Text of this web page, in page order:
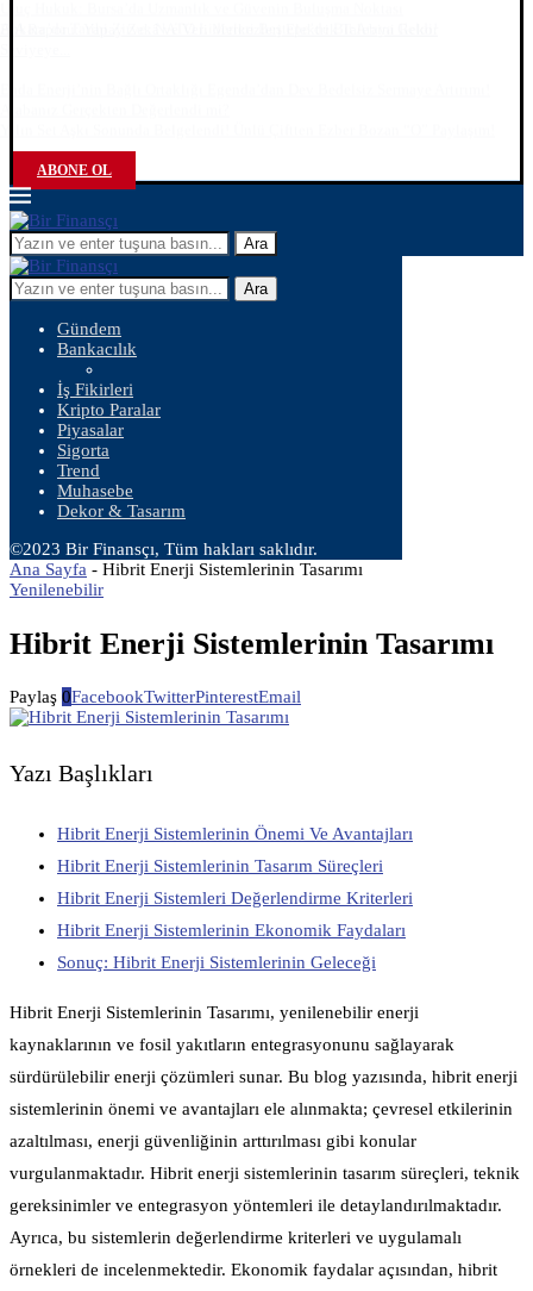
ABONE OL
Ara
Ara
Gündem
Bankacılık
İş Fikirleri
Kripto Paralar
Piyasalar
Sigorta
Trend
Muhasebe
Dekor & Tasarım
©2023 Bir Finansçı, Tüm hakları saklıdır.
Ana Sayfa - Hibrit Enerji Sistemlerinin Tasarımı
Yenilenebilir
Hibrit Enerji Sistemlerinin Tasarımı
Paylaş 0FacebookTwitterPinterestEmail
Yazı Başlıkları
Hibrit Enerji Sistemlerinin Önemi Ve Avantajları
Hibrit Enerji Sistemlerinin Tasarım Süreçleri
Hibrit Enerji Sistemleri Değerlendirme Kriterleri
Hibrit Enerji Sistemlerinin Ekonomik Faydaları
Sonuç: Hibrit Enerji Sistemlerinin Geleceği
Hibrit Enerji Sistemlerinin Tasarımı, yenilenebilir enerji
kaynaklarının ve fosil yakıtların entegrasyonunu sağlayarak
sürdürülebilir enerji çözümleri sunar. Bu blog yazısında, hibrit enerji
sistemlerinin önemi ve avantajları ele alınmakta; çevresel etkilerinin
azaltılması, enerji güvenliğinin arttırılması gibi konular
vurgulanmaktadır. Hibrit enerji sistemlerinin tasarım süreçleri, teknik
gereksinimler ve entegrasyon yöntemleri ile detaylandırılmaktadır.
Ayrıca, bu sistemlerin değerlendirme kriterleri ve uygulamalı
örnekleri de incelenmektedir. Ekonomik faydalar açısından, hibrit